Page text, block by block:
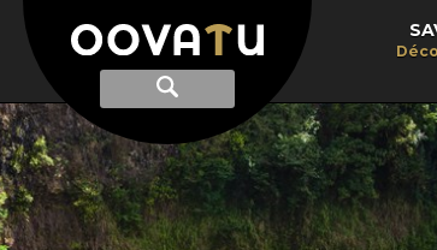
Afficher
recherche
Recherche